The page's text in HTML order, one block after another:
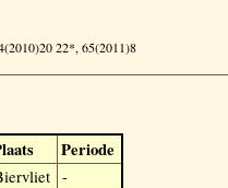
22*, 65(2011)8
Periode
-